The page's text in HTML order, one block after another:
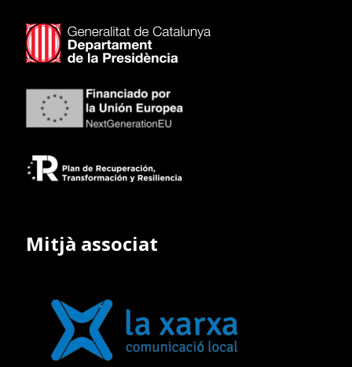
Mitjà associat